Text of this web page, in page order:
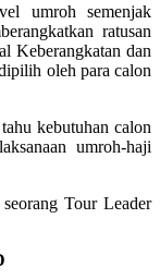
umroh semenjak
ratusan
Keberangkatan dan
oleh para calon
kebutuhan calon
umroh-haji
Tour Leader